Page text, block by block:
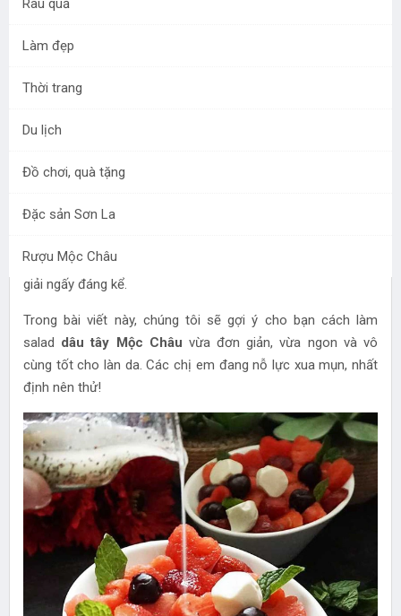
Rau quả
Làm đẹp
Thời trang
Du lịch
Đồ chơi, quà tặng
Đặc sản Sơn La
Rượu Mộc Châu
Thứ bảy - 30/01/2021 19:01
của phái đẹp nữa đấy! Dâu tây Mộc Châu vừa ngọt, giòn,
vài kg về chế biến?
Dạo qua thị trường hoa quả online những ngày này, cứ vài cú
Châucăng mọng hiện lên. Với mức giá trung bình khoảng
loại hoa quả có vị ngọt thanh lẫn vị chua nhẹ sẽ giúp chị em
giải ngấy đáng kể.
Trong bài viết này, chúng tôi sẽ gợi ý cho bạn cách làm
salad dâu tây Mộc Châu vừa đơn giản, vừa ngon và vô
cùng tốt cho làn da. Các chị em đang nỗ lực xua mụn, nhất
định nên thử!